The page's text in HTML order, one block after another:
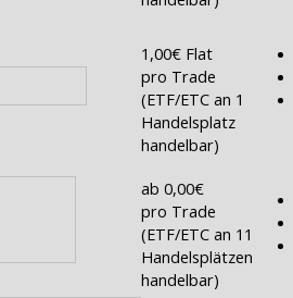
1,00€ Flat
pro Trade
(ETF/ETC an 1
Handelsplatz
handelbar)
ab 0,00€
pro Trade
(ETF/ETC an 11
Handelsplätzen
handelbar)